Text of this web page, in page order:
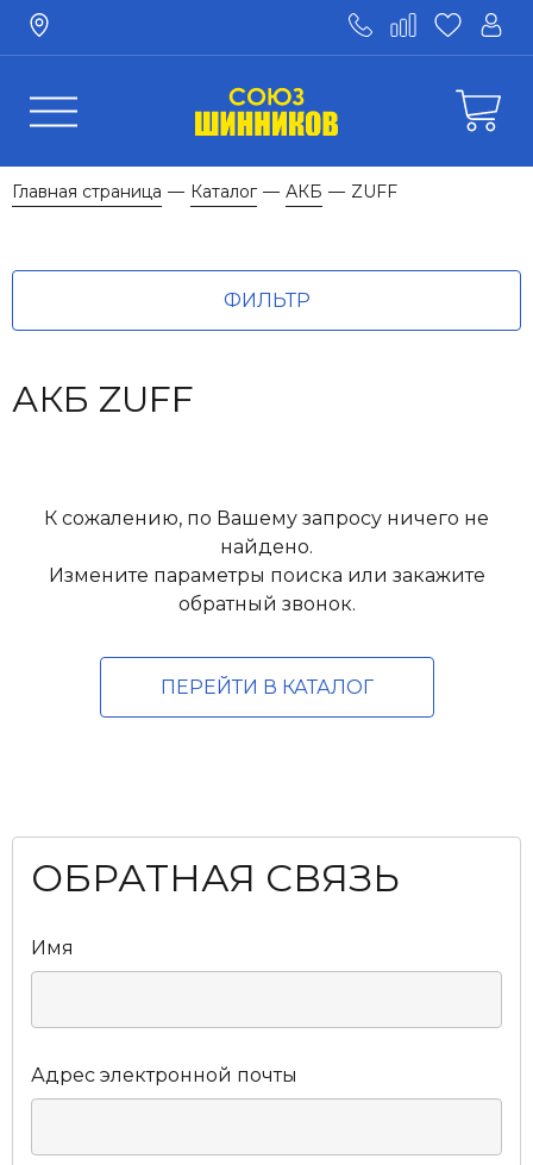
Главная страница — Каталог — АКБ — ZUFF
ФИЛЬТР
АКБ ZUFF
К сожалению, по Вашему запросу ничего не
найдено.
Измените параметры поиска или закажите
обратный звонок.
ПЕРЕЙТИ В КАТАЛОГ
ОБРАТНАЯ СВЯЗЬ
Имя
Адрес электронной почты